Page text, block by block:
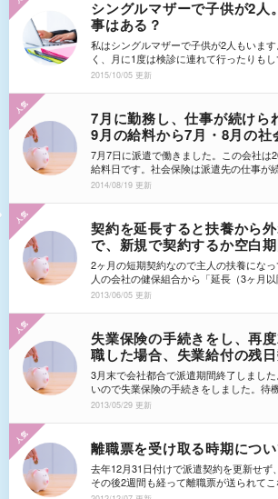
となるのでしょうか？
シングルマザーで子供が2人
事はある？
私はシングルマザーで子供が2人もいま
く、月に1度は検診に連れて行ったりも
すが事務の仕事をしてみたいと思ってい
もあるので、車通勤できるところを探し
通をしてもらえる会社が、名古屋市周辺
土日祝日休みで社会保険もほしいのです
すよね？
2015/10/05 更新
7月に勤務し、仕事が続けら
9月の給料から7月・8月の社
くとのこと。これってアリ
7月7日に派遣で働きました。この会社は
給料日です。社会保険は派遣先の仕事が
8月20日以降に手続きを行います、と言わ
にない7月分まで引かれるのはありなので
2014/08/19 更新
契約を延長すると扶養から
で、新規で契約するか空白
丈夫？
2ヶ月の短期契約なので主人の扶養にな
人の会社の健保組合から「延長（3ヶ月
み年収が130万円以上になるため扶養から
ということでした。 その旨を話したと
下の提案をされました。6月満了から7月
月1日からの契約をまた新規契約で別個
いと言われました。私の認識では、別個
ば延長として認識されないと考えました
また、7月の開始を1週間ほどずらして2週
かと思い質問させていただきました。
2013/06/05 更新
失業保険の手続きをし、再
職した場合、失業給付の残
受けられる？
3月末で会社都合で派遣期間終了しまし
いので失業保険の手続きをしました。待
初回認定日です。昨日、同じ派遣会社か
契約できるが、それ以降は今の段階では
す。失業期間中のお金を貰ってしまった
終了したら残日数を継続できるのですか？
2013/05/29 更新
離職票を受け取る時期につ
去年12月31日付けで派遣契約を更新せず
その後2週間も経って離職票が送られて
会社に問い合わせをした回答は、「1月度